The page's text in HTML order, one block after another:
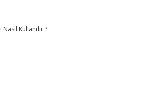
Kullanılır ?